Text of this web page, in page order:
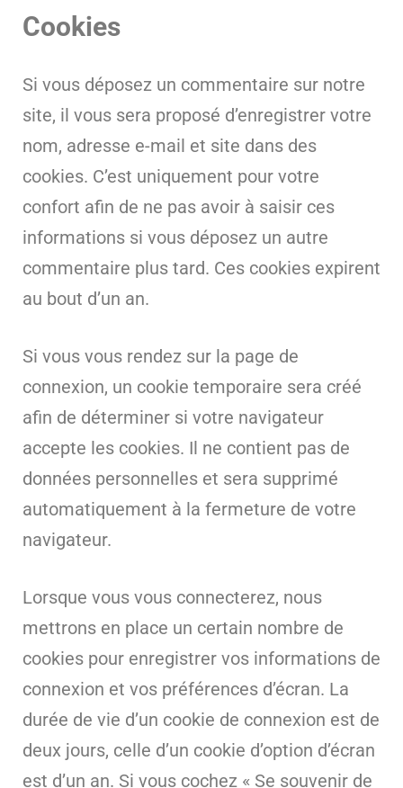
Cookies
Si vous déposez un commentaire sur notre
site, il vous sera proposé d’enregistrer votre
nom, adresse e-mail et site dans des
cookies. C’est uniquement pour votre
confort afin de ne pas avoir à saisir ces
informations si vous déposez un autre
commentaire plus tard. Ces cookies expirent
au bout d’un an.
Si vous vous rendez sur la page de
connexion, un cookie temporaire sera créé
afin de déterminer si votre navigateur
accepte les cookies. Il ne contient pas de
données personnelles et sera supprimé
automatiquement à la fermeture de votre
navigateur.
Lorsque vous vous connecterez, nous
mettrons en place un certain nombre de
cookies pour enregistrer vos informations de
connexion et vos préférences d’écran. La
durée de vie d’un cookie de connexion est de
deux jours, celle d’un cookie d’option d’écran
est d’un an. Si vous cochez « Se souvenir de